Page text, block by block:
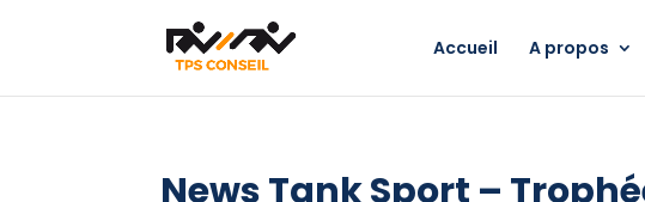
Accueil A propos
News Tank Sport –